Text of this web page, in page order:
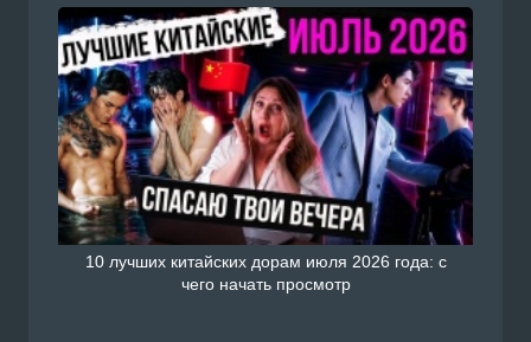
10 лучших китайских дорам июля 2026 года: с
чего начать просмотр